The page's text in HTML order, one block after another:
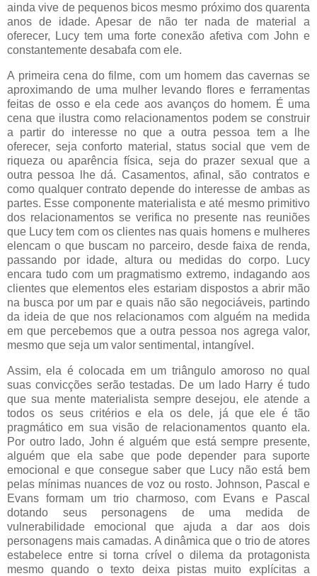
ainda vive de pequenos bicos mesmo próximo dos quarenta
anos de idade. Apesar de não ter nada de material a
oferecer, Lucy tem uma forte conexão afetiva com John e
constantemente desabafa com ele.
A primeira cena do filme, com um homem das cavernas se
aproximando de uma mulher levando flores e ferramentas
feitas de osso e ela cede aos avanços do homem. É uma
cena que ilustra como relacionamentos podem se construir
a partir do interesse no que a outra pessoa tem a lhe
oferecer, seja conforto material, status social que vem de
riqueza ou aparência física, seja do prazer sexual que a
outra pessoa lhe dá. Casamentos, afinal, são contratos e
como qualquer contrato depende do interesse de ambas as
partes. Esse componente materialista e até mesmo primitivo
dos relacionamentos se verifica no presente nas reuniões
que Lucy tem com os clientes nas quais homens e mulheres
elencam o que buscam no parceiro, desde faixa de renda,
passando por idade, altura ou medidas do corpo. Lucy
encara tudo com um pragmatismo extremo, indagando aos
clientes que elementos eles estariam dispostos a abrir mão
na busca por um par e quais não são negociáveis, partindo
da ideia de que nos relacionamos com alguém na medida
em que percebemos que a outra pessoa nos agrega valor,
mesmo que seja um valor sentimental, intangível.
Assim, ela é colocada em um triângulo amoroso no qual
suas convicções serão testadas. De um lado Harry é tudo
que sua mente materialista sempre desejou, ele atende a
todos os seus critérios e ela os dele, já que ele é tão
pragmático em sua visão de relacionamentos quanto ela.
Por outro lado, John é alguém que está sempre presente,
alguém que ela sabe que pode depender para suporte
emocional e que consegue saber que Lucy não está bem
pelas mínimas nuances de voz ou rosto. Johnson, Pascal e
Evans formam um trio charmoso, com Evans e Pascal
dotando seus personagens de uma medida de
vulnerabilidade emocional que ajuda a dar aos dois
personagens mais camadas. A dinâmica que o trio de atores
estabelece entre si torna crível o dilema da protagonista
mesmo quando o texto deixa pistas muito explícitas a